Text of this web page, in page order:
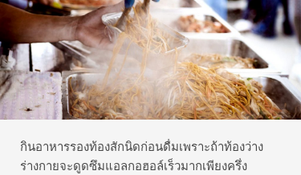
กินอาหารรองท้องสักนิดก่อนดื่มเพราะถ้าท้องว่าง
ร่างกายจะดูดซึมแอลกอฮอล์เร็วมากเพียงครึ่ง